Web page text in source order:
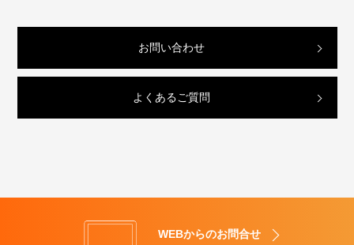
お問い合わせ
よくあるご質問
WEBからのお問合せ